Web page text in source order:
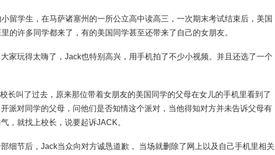
留学生，在马萨诸塞州的一所公立高中读高三，一次期末考试结束后，美国
的许多同学都来了，有的美国同学甚至还带来了自己的女朋友。
家玩得太嗨了，Jack也特别高兴，用手机拍了不少小视频。并且还选了一个
长叫了过去，原来那位带着女朋友的美国同学的父母在女儿的手机里看到了
派对同学的父母，问他们是否知情这个派对，当他得知对方并未告诉父母有
，就找上校长，说要起诉JACK。
细节后，Jack当众向对方诚恳道歉， 当场就删除了网上以及自己手机里相关